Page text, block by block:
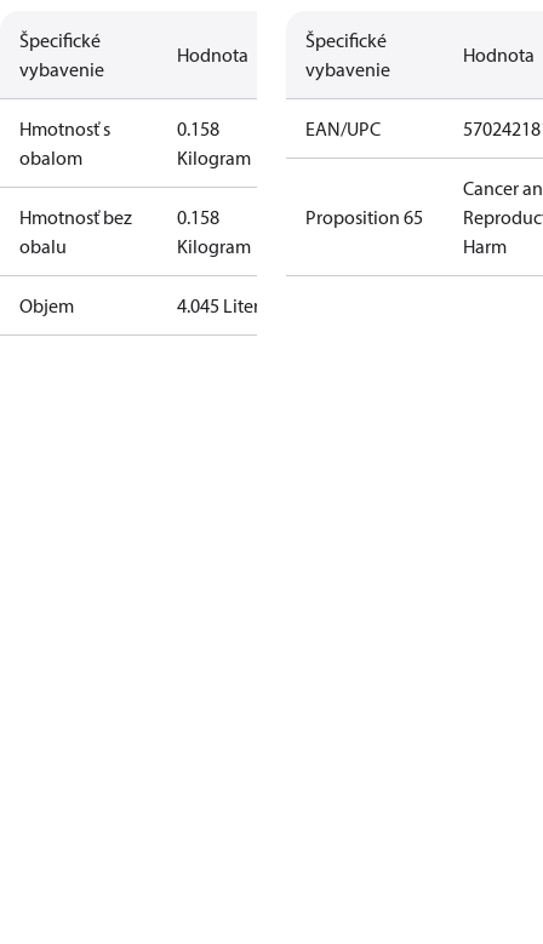
Špecifické
vybavenie
Hodnota
Hmotnosť s
obalom
0.158
Kilogram
Hmotnosť bez
obalu
0.158
Kilogram
Objem 4.045 Liter
Špecifické
vybavenie
Hodnota
EAN/UPC
Proposition 65
Cancer
Harm